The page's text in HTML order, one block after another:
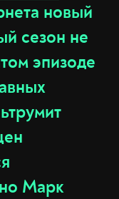
новый
сезон не
эпизоде
Марк